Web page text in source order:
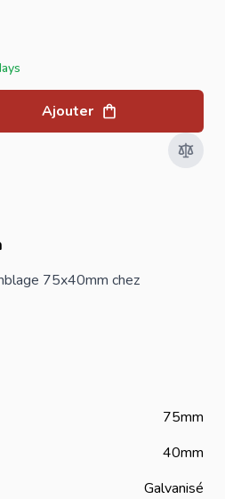
Ajouter
75x40mm chez
75mm
40mm
Galvanisé